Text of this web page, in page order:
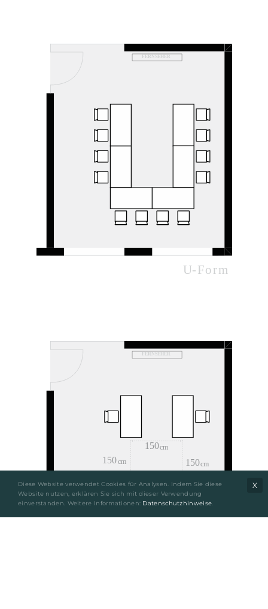
Diese Website verwendet Cookies für Analysen. Indem Sie diese
Website nutzen, erklären Sie sich mit dieser Verwendung
einverstanden. Weitere Informationen: Datenschutzhinweise
X